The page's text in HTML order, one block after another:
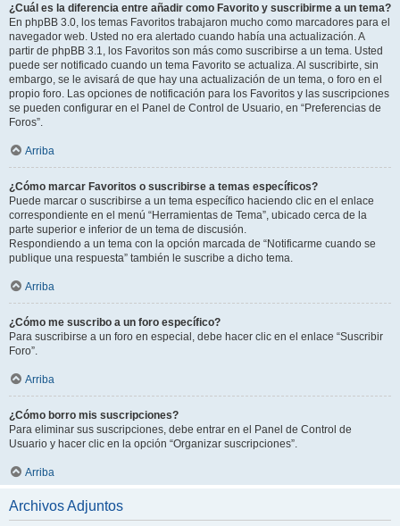
¿Cuál es la diferencia entre añadir como Favorito y suscribirme a un tema?
En phpBB 3.0, los temas Favoritos trabajaron mucho como marcadores para el
navegador web. Usted no era alertado cuando había una actualización. A
partir de phpBB 3.1, los Favoritos son más como suscribirse a un tema. Usted
puede ser notificado cuando un tema Favorito se actualiza. Al suscribirte, sin
embargo, se le avisará de que hay una actualización de un tema, o foro en el
propio foro. Las opciones de notificación para los Favoritos y las suscripciones
se pueden configurar en el Panel de Control de Usuario, en “Preferencias de
Foros”.
Arriba
¿Cómo marcar Favoritos o suscribirse a temas específicos?
Puede marcar o suscribirse a un tema específico haciendo clic en el enlace
correspondiente en el menú “Herramientas de Tema”, ubicado cerca de la
parte superior e inferior de un tema de discusión.
Respondiendo a un tema con la opción marcada de “Notificarme cuando se
publique una respuesta” también le suscribe a dicho tema.
Arriba
¿Cómo me suscribo a un foro específico?
Para suscribirse a un foro en especial, debe hacer clic en el enlace “Suscribir
Foro”.
Arriba
¿Cómo borro mis suscripciones?
Para eliminar sus suscripciones, debe entrar en el Panel de Control de
Usuario y hacer clic en la opción “Organizar suscripciones”.
Arriba
Archivos Adjuntos